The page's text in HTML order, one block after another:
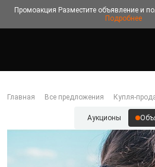
Промоакция Разместите объявление и
Подробнее
Главная Все предложения Купля-
Аукционы